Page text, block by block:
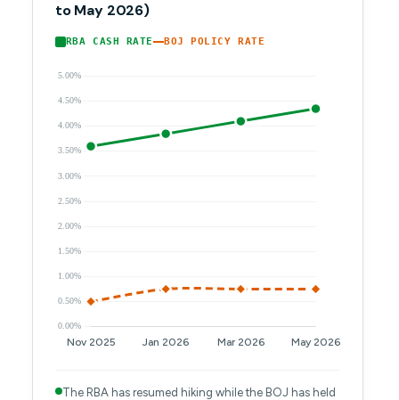
to May 2026)
RBA CASH RATE BOJ POLICY RATE
The RBA has resumed hiking while the BOJ has held